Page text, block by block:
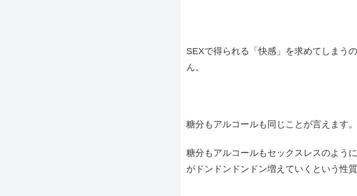
SEXで得られる「快感」を求めてしまう
ん。
糖分もアルコールも同じことが言えます。
糖分もアルコールもセックスレスのよう
がドンドンドンドン増えていくという性質